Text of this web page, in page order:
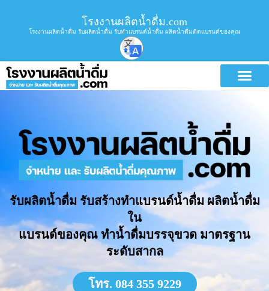
โรงงานผลิตน้ำดื่ม.com
โรงงานผลิตน้ำดื่ม รับผลิตน้ำดื่ม รับทำแบรนด์น้ำดื่ม ผลิตน้ำดื่มติดแบรนด์ของคุณ
รับผลิตน้ำดื่ม รับสร้างทำแบรนด์น้ำดื่ม ผลิตน้ำดื่ม
ใน
แบรนด์ของคุณ ทำน้ำดื่มบรรจุขวด มาตรฐาน
ระดับสากล
โทร. 084 355 9229